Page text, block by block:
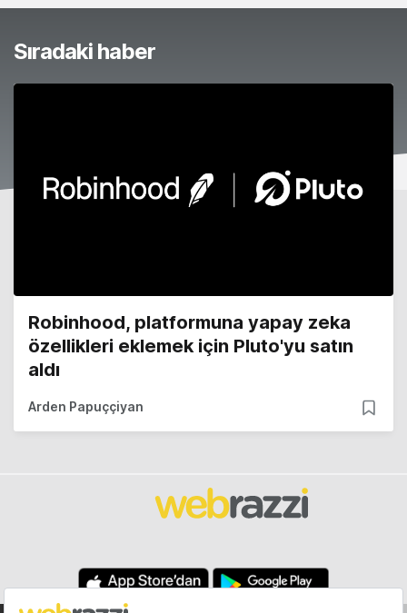
Sıradaki haber
Robinhood, platformuna yapay zeka
özellikleri eklemek için Pluto'yu satın
aldı
Arden Papuççiyan